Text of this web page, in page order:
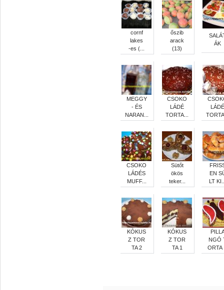
cornf
lakes
-es (...
őszib
arack
(13)
ÁK
MEGGY
- ÉS
NARAN...
CSOKO
LÁDÉ
TORTA...
LÁDÉ
CSOKO
LÁDÉS
MUFF...
Sütőt
ökös
teker...
EN
LT
KÓKUS
Z TOR
TA 2
KÓKUS
Z TOR
TA 1
NGÓ
ORTA